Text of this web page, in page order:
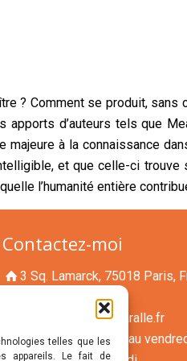
telles que les
appareils. Le fait de
? Comment se produit,
apports d’auteurs tels que
majeure à la connaissance
et que celle-ci
l’humanité entière
Contactez-moi
3 Sq. Lamarck, 75018 Paris,
contact@michaelbaralle.fr
8h15 à 21h30 du lundi au